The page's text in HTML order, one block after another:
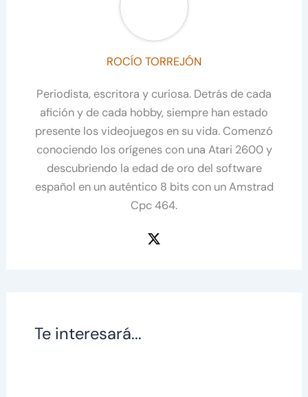
ROCÍO TORREJÓN
Periodista, escritora y curiosa. Detrás de cada
afición y de cada hobby, siempre han estado
presente los videojuegos en su vida. Comenzó
conociendo los orígenes con una Atari 2600 y
descubriendo la edad de oro del software
español en un auténtico 8 bits con un Amstrad
Cpc 464.
Te interesará...